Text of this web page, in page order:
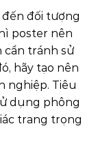
đối tượng
poster nên
cần tránh sử
hãy tạo nên
nghiệp. Tiêu
dụng phông
trang trọng